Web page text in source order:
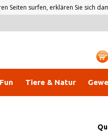
Seiten surfen, erklären Sie sich
Tiere & Natur